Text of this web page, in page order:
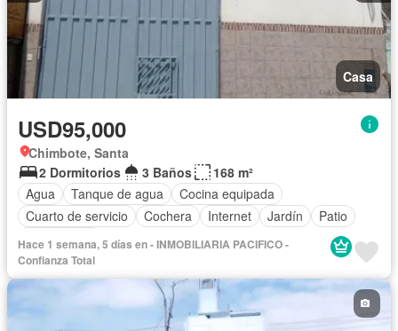
Casa
USD95,000
Chimbote, Santa
2 Dormitorios
3 Baños
168 m²
Agua
Tanque de agua
Cocina equipada
Cuarto de servicio
Cochera Internet Jardín
Patio
Sin amoblar
Hace 1 semana, 5 días en - INMOBILIARIA PACIFICO -
Confianza Total